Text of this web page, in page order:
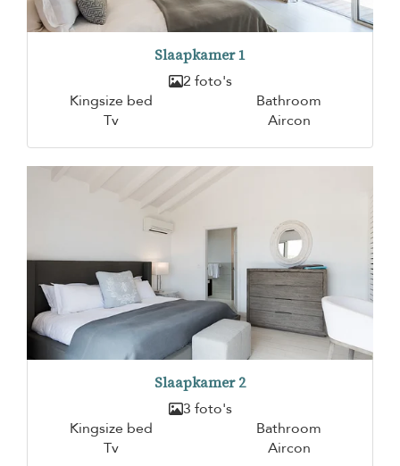
Slaapkamer 1
2 foto's
Kingsize bed
Bathroom
Tv
Aircon
Slaapkamer 2
3 foto's
Kingsize bed
Bathroom
Tv
Aircon